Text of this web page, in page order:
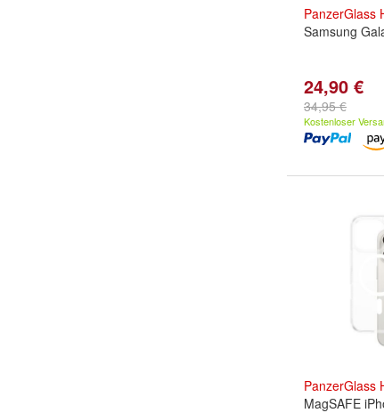
PanzerGlass
Samsung
24,90 €
34,95 €
Kostenloser
PanzerGlass
MagSAFE